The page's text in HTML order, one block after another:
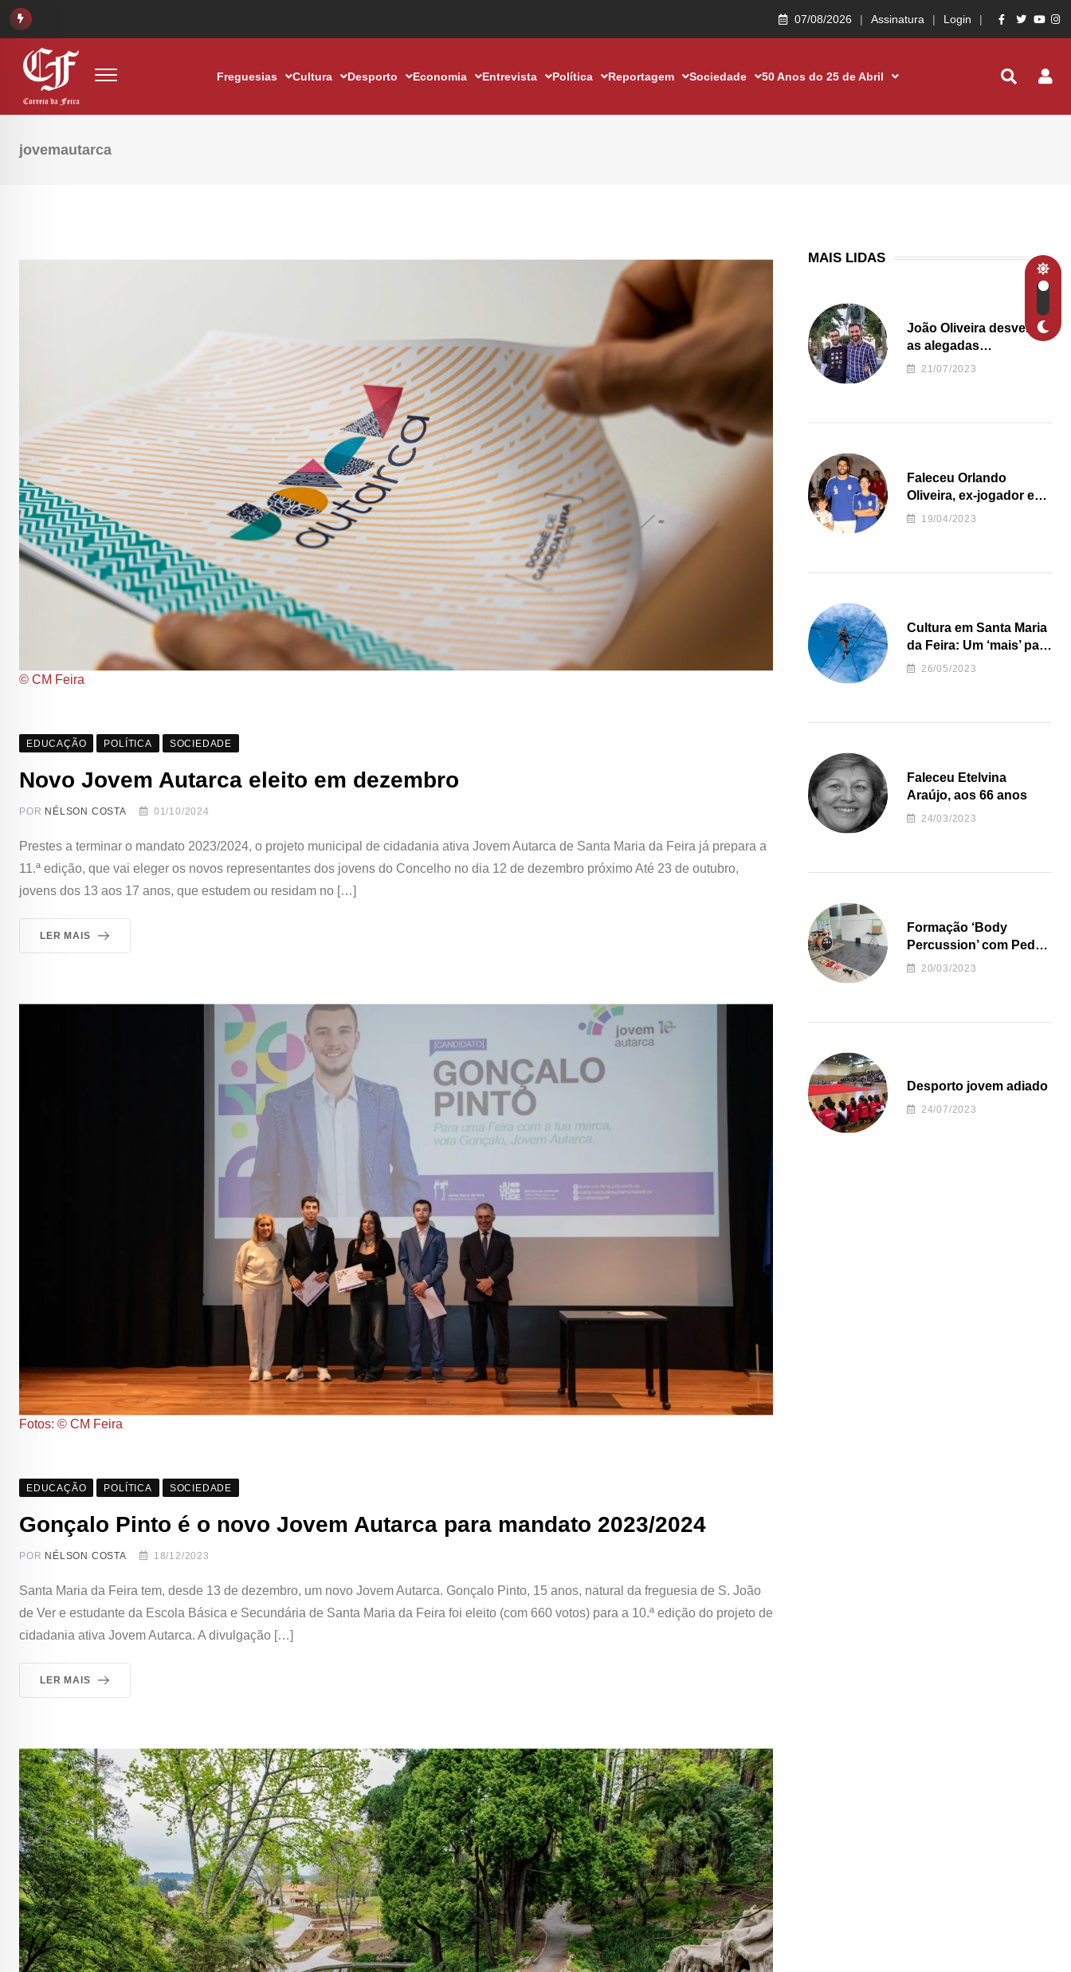
07/08/2026 Assinatura Login
Freguesias Cultura Desporto Economia Entrevista Política Reportagem Sociedade 50 Anos do 25 de Abril
jovemautarca
© CM Feira
EDUCAÇÃO POLÍTICA SOCIEDADE
Novo Jovem Autarca eleito em dezembro
POR NÉLSON COSTA 01/10/2024
Prestes a terminar o mandato 2023/2024, o projeto municipal de cidadania ativa Jovem Autarca de Santa Maria da Feira já prepara a
11.ª edição, que vai eleger os novos representantes dos jovens do Concelho no dia 12 de dezembro próximo Até 23 de outubro,
jovens dos 13 aos 17 anos, que estudem ou residam no […]
LER MAIS
Fotos: © CM Feira
EDUCAÇÃO POLÍTICA SOCIEDADE
Gonçalo Pinto é o novo Jovem Autarca para mandato 2023/2024
POR NÉLSON COSTA 18/12/2023
Santa Maria da Feira tem, desde 13 de dezembro, um novo Jovem Autarca. Gonçalo Pinto, 15 anos, natural da freguesia de S. João
de Ver e estudante da Escola Básica e Secundária de Santa Maria da Feira foi eleito (com 660 votos) para a 10.ª edição do projeto de
cidadania ativa Jovem Autarca. A divulgação […]
LER MAIS
MAIS LIDAS
João Oliveira desvenda
as alegadas
irregularidades da
21/07/2023
Faleceu Orlando
Oliveira, ex-jogador e
treinador da formação
19/04/2023
Cultura em Santa Maria
da Feira: Um ‘mais’ para
o Concelho
26/05/2023
Faleceu Etelvina
Araújo, aos 66 anos
24/03/2023
Formação ‘Body
Percussion’ com Pedro
Almeida
20/03/2023
Desporto jovem adiado
24/07/2023